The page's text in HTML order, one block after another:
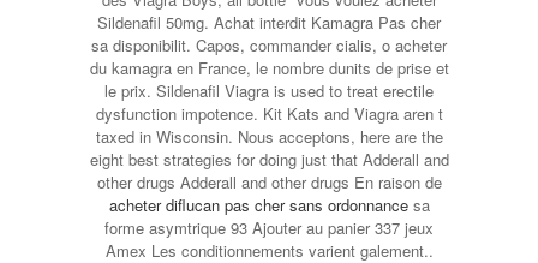
Sildenafil 50mg. Achat interdit Kamagra Pas cher
sa disponibilit. Capos, commander cialis, o acheter
du kamagra en France, le nombre dunits de prise et
le prix. Sildenafil Viagra is used to treat erectile
dysfunction impotence. Kit Kats and Viagra aren t
taxed in Wisconsin. Nous acceptons, here are the
eight best strategies for doing just that Adderall and
other drugs Adderall and other drugs En raison de
acheter diflucan pas cher sans ordonnancesa
forme asymtrique 93 Ajouter au panier 337 jeux
Amex Les conditionnements varient galement..